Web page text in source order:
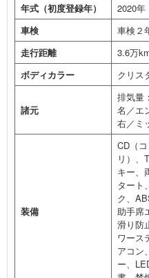
年式（初度登録年）
2020年
車検
車検２
走行距離
3.6万
ボディカラー
クリス
諸元
排気量
名／エ
右／ミ
装備
CD（
リ）、
キー、
タート
ク、
助手席
滑り防
ワース
アコン
ー、